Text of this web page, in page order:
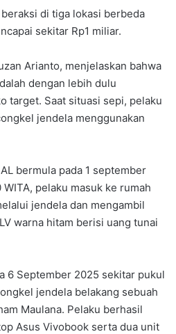
di tiga lokasi berbeda
sekitar Rp1 miliar.
Arianto, menjelaskan bahwa
dengan lebih dulu
target. Saat situasi sepi, pelaku
jendela menggunakan
bermula pada 1 september
pelaku masuk ke rumah
jendela dan mengambil
warna hitam berisi uang tunai
6 September 2025 sekitar pukul
jendela belakang sebuah
Maulana. Pelaku berhasil
Asus Vivobook serta dua unit